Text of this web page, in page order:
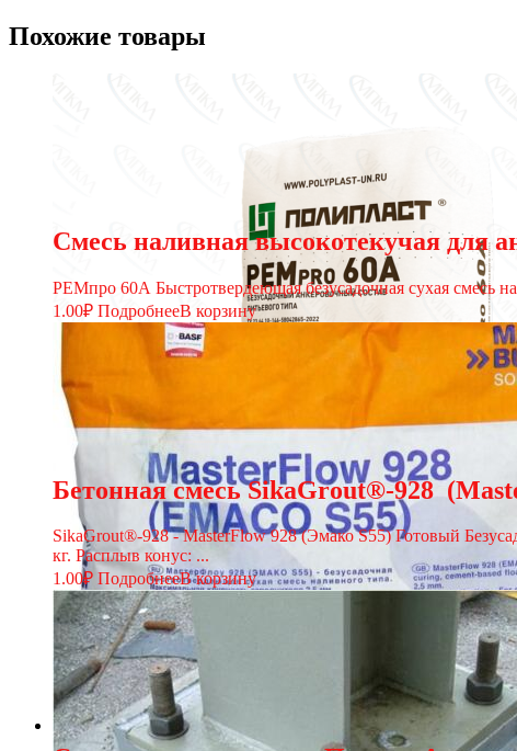
Похожие товары
Смесь наливная высокотекучая для
РЕМпро 60А Быстротвердеющая безусадочная сухая смесь
1.00₽ ПодробнееВ корзину
Бетонная смесь SikaGrout®-928
SikaGrout®-928 - MasterFlow 928 (Эмако S55) Готовый
кг. Расплыв конус: ...
1.00₽ ПодробнееВ корзину